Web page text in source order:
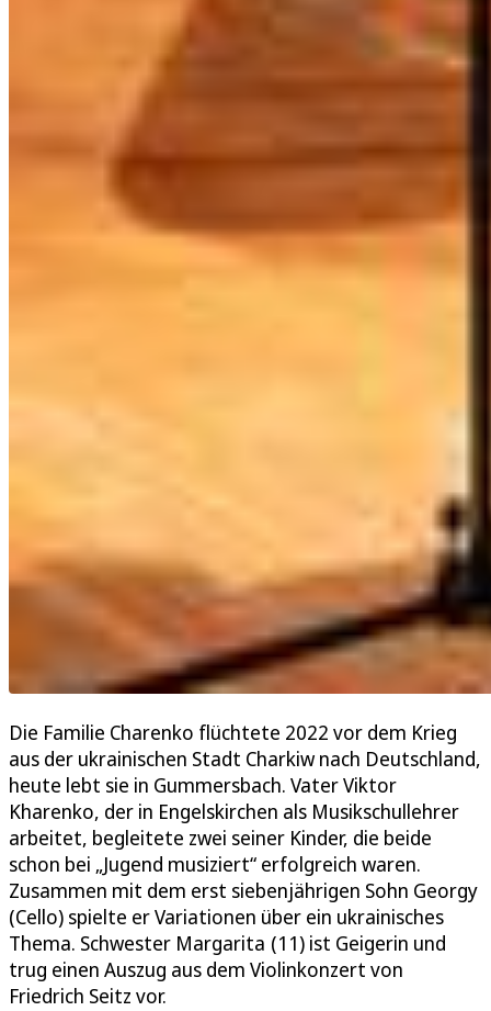
Die Familie Charenko flüchtete 2022 vor dem Krieg
aus der ukrainischen Stadt Charkiw nach Deutschland,
heute lebt sie in Gummersbach. Vater Viktor
Kharenko, der in Engelskirchen als Musikschullehrer
arbeitet, begleitete zwei seiner Kinder, die beide
schon bei „Jugend musiziert“ erfolgreich waren.
Zusammen mit dem erst siebenjährigen Sohn Georgy
(Cello) spielte er Variationen über ein ukrainisches
Thema. Schwester Margarita (11) ist Geigerin und
trug einen Auszug aus dem Violinkonzert von
Friedrich Seitz vor.